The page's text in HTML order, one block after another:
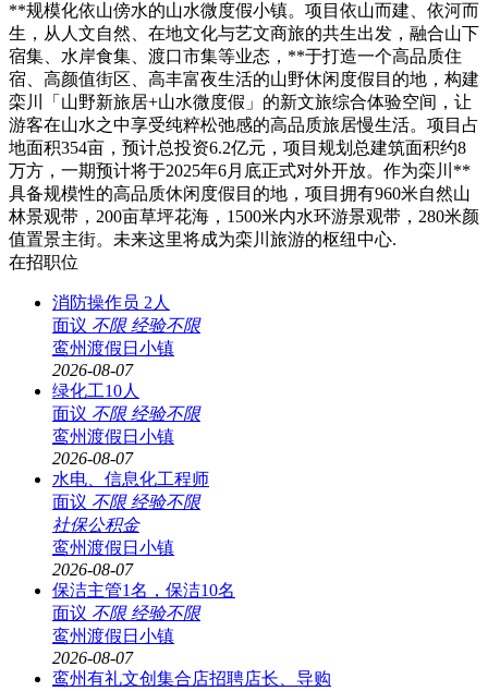
**规模化依山傍水的山水微度假小镇。项目依山而建、依河而
生，从人文自然、在地文化与艺文商旅的共生出发，融合山下
宿集、水岸食集、渡口市集等业态，**于打造一个高品质住
宿、高颜值街区、高丰富夜生活的山野休闲度假目的地，构建
栾川「山野新旅居+山水微度假」的新文旅综合体验空间，让
游客在山水之中享受纯粹松弛感的高品质旅居慢生活。项目占
地面积354亩，预计总投资6.2亿元，项目规划总建筑面积约8
万方，一期预计将于2025年6月底正式对外开放。作为栾川**
具备规模性的高品质休闲度假目的地，项目拥有960米自然山
林景观带，200亩草坪花海，1500米内水环游景观带，280米颜
值置景主街。未来这里将成为栾川旅游的枢纽中心.
在招职位
消防操作员 2人
面议 不限 经验不限
鸾州渡假日小镇
2026-08-07
绿化工10人
面议 不限 经验不限
鸾州渡假日小镇
2026-08-07
水电、信息化工程师
面议 不限 经验不限
社保公积金
鸾州渡假日小镇
2026-08-07
保洁主管1名，保洁10名
面议 不限 经验不限
鸾州渡假日小镇
2026-08-07
鸾州有礼文创集合店招聘店长、导购